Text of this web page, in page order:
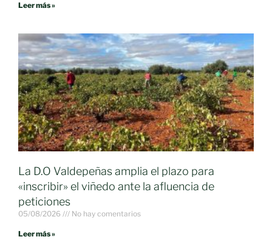
Leer más »
La D.O Valdepeñas amplia el plazo para
«inscribir» el viñedo ante la afluencia de
peticiones
05/08/2026 No hay comentarios
Leer más »